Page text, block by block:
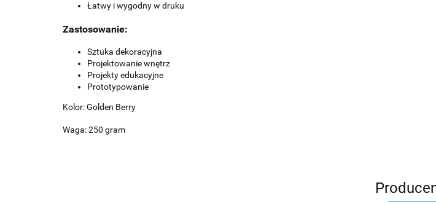
Łatwy i wygodny w druku
Zastosowanie:
Sztuka dekoracyjna
Projektowanie wnętrz
Projekty edukacyjne
Prototypowanie
Kolor: Golden Berry
Waga: 250 gram